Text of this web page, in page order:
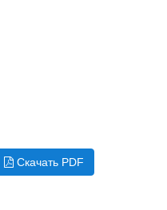
Скачать PDF